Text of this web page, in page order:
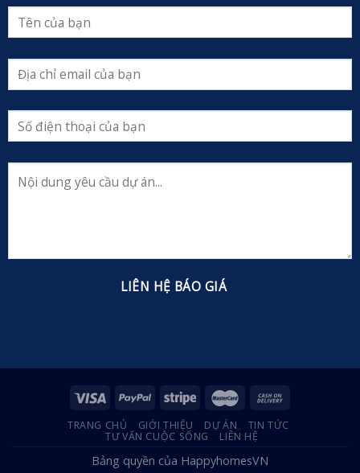
TRANG CHỦ GIỚI THIỆU DỰ ÁN
TIN TỨC
TƯ VẤN CUỘC SỐNG
LIÊN HỆ
Bảng quyền của HappyhomesVN